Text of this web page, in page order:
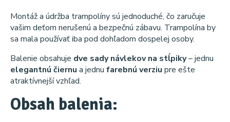
Montáž a údržba trampolíny sú jednoduché, čo zaručuje
vašim deťom nerušenú a bezpečnú zábavu. Trampolína by
sa mala používať iba pod dohľadom dospelej osoby.
Balenie obsahuje dve sady návlekov na stĺpiky– jednu
elegantnú čiernu a jednu farebnú verziu pre ešte
atraktívnejší vzhľad.
Obsah balenia: